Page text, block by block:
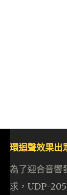
環迴聲效果出
為了迎合音
求，UDP-